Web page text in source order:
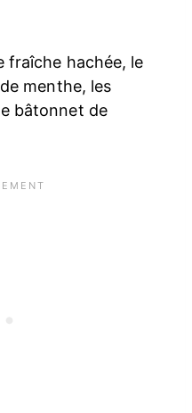
fraîche hachée, le
menthe, les
bâtonnet de